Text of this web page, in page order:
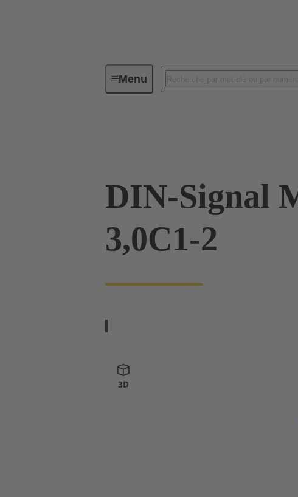
MenuConnectivité d'Equipements
DIN-Signal
3,0C1-2